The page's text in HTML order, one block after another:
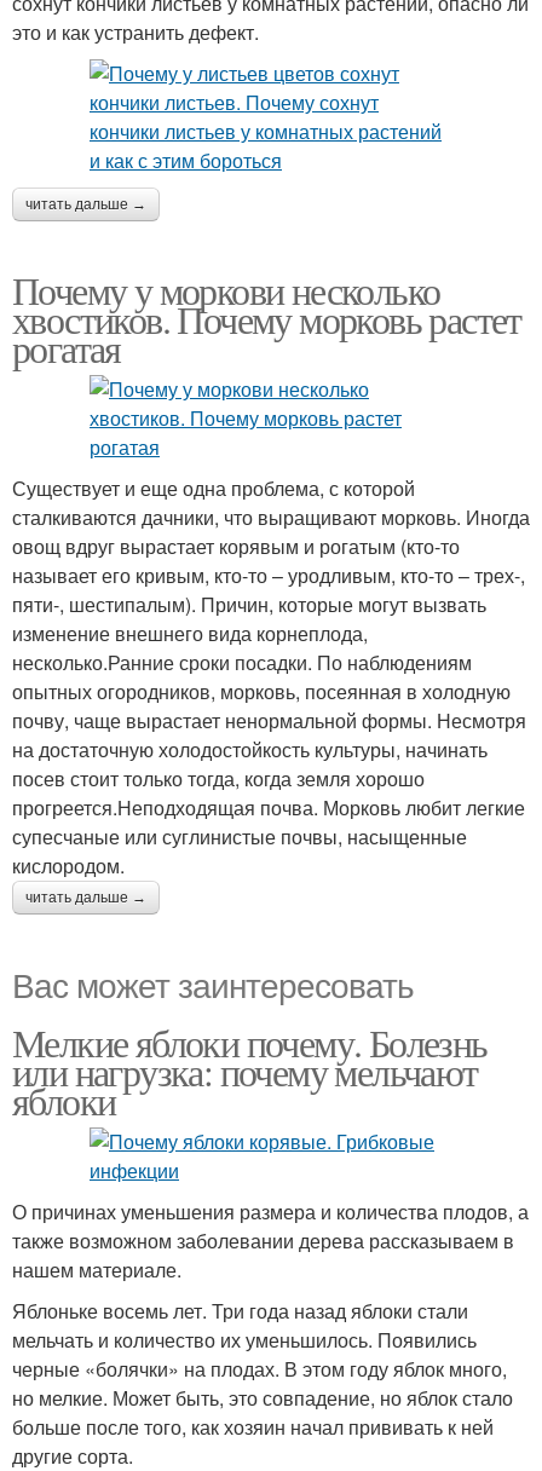
это и как устранить дефект.
читать дальше →
Почему у моркови несколько
хвостиков. Почему морковь растет
рогатая
Существует и еще одна проблема, с которой
сталкиваются дачники, что выращивают морковь. Иногда
овощ вдруг вырастает корявым и рогатым (кто-то
называет его кривым, кто-то – уродливым, кто-то – трех-,
пяти-, шестипалым). Причин, которые могут вызвать
изменение внешнего вида корнеплода,
несколько.Ранние сроки посадки. По наблюдениям
опытных огородников, морковь, посеянная в холодную
почву, чаще вырастает ненормальной формы. Несмотря
на достаточную холодостойкость культуры, начинать
посев стоит только тогда, когда земля хорошо
прогреется.Неподходящая почва. Морковь любит легкие
супесчаные или суглинистые почвы, насыщенные
кислородом.
читать дальше →
Вас может заинтересовать
Мелкие яблоки почему. Болезнь
или нагрузка: почему мельчают
яблоки
О причинах уменьшения размера и количества плодов, а
также возможном заболевании дерева рассказываем в
нашем материале.
Яблоньке восемь лет. Три года назад яблоки стали
мельчать и количество их уменьшилось. Появились
черные «болячки» на плодах. В этом году яблок много,
но мелкие. Может быть, это совпадение, но яблок стало
больше после того, как хозяин начал прививать к ней
другие сорта.